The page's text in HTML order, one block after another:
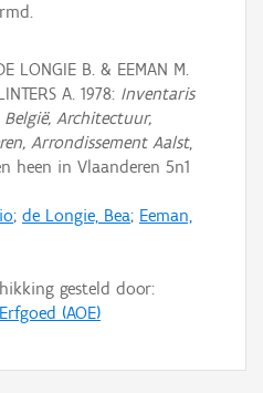
LONGIE B. & EEMAN M.
A. 1978: Inventaris
Architectuur,
Arrondissement Aalst,
heen in Vlaanderen 5n1
; de Longie, Bea; Eeman,
gesteld door:
(AOE)